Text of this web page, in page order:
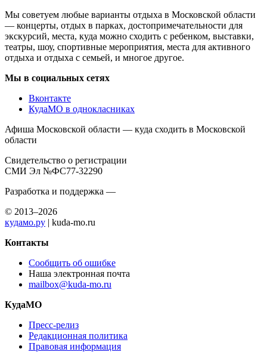
Мы советуем любые варианты отдыха в Московской области
— концерты, отдых в парках, достопримечательности для
экскурсий, места, куда можно сходить с ребенком, выставки,
театры, шоу, спортивные мероприятия, места для активного
отдыха и отдыха с семьей, и многое другое.
Мы в социальных сетях
Вконтакте
КудаМО в однокласниках
Афиша Московской области — куда сходить в Московской
области
Свидетельство о регистрации
СМИ Эл №ФС77-32290
Разработка и поддержка —
© 2013–2026
кудамо.ру | kuda-mo.ru
Контакты
Сообщить об ошибке
Наша электронная почта
mailbox@kuda-mo.ru
КудаМО
Пресс-релиз
Редакционная политика
Правовая информация